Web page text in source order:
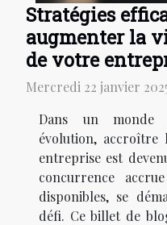
Stratégies
augmenter la
de votre
Mercredi 22 janvier
Dans un monde
évolution,
entreprise est
concurrence
disponibles, se
défi. Ce billet de